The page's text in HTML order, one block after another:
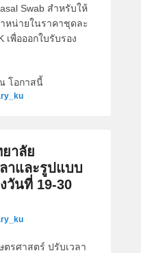
Swab สำหรับให้
หน่ายในราคาชุดละ
เพื่อออกใบรับรอง
โอกาสนี้
าลัย
าและรูปแบบ
วันที่ 19-30
รศาสตร์ ปรับเวลา